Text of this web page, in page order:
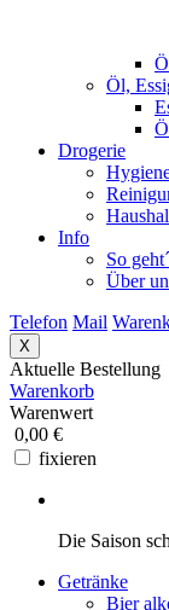
Öl,
Drogerie
Info
So
Über
Telefon Mail
X
Aktuelle Bestellung
Warenkorb
Warenwert
0,00 €
fixieren
Die Saison
Getränke
Bier